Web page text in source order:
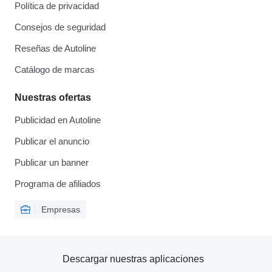
Política de privacidad
Consejos de seguridad
Reseñas de Autoline
Catálogo de marcas
Nuestras ofertas
Publicidad en Autoline
Publicar el anuncio
Publicar un banner
Programa de afiliados
Empresas
Descargar nuestras aplicaciones